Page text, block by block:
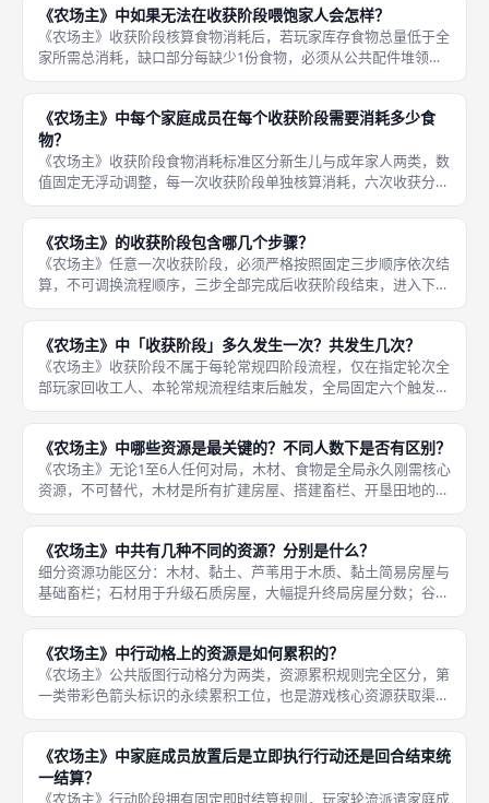
中期抢占
《农场主》中如果无法在收获阶段喂饱家人会怎样？
《农场主》收获阶段核算食物消耗后，若玩家库存食物总量低于全
家所需总消耗，缺口部分每缺少1份食物，必须从公共配件堆领取
一张乞讨卡，乞讨卡永久留存至游戏结束，无法通过任何行动、卡
牌效果销毁、抵消，是游戏最严厉的扣分惩罚机制。终局计分阶段
统一核算
《农场主》中每个家庭成员在每个收获阶段需要消耗多少食
物？
《农场主》收获阶段食物消耗标准区分新生儿与成年家人两类，数
值固定无浮动调整，每一次收获阶段单独核算消耗，六次收获分别
单独扣减库存食物：第一新生儿消耗标准，刚通过生育行动、卡牌
新增的孩童，诞生后第一次触发收获阶段仅消耗1份食物，消耗门
槛极低，
《农场主》的收获阶段包含哪几个步骤？
《农场主》任意一次收获阶段，必须严格按照固定三步顺序依次结
算，不可调换流程顺序，三步全部完成后收获阶段结束，进入下一
轮或终局计分，完整流程如下：第一步田地收割，玩家查看个人农
场板所有已播种田地，每一块种植谷物的田地领取1枚谷物资源，
每一块种
《农场主》中「收获阶段」多久发生一次？共发生几次？
《农场主》收获阶段不属于每轮常规四阶段流程，仅在指定轮次全
部玩家回收工人、本轮常规流程结束后触发，全局固定六个触发节
点，分别是第4轮、第7轮、第9轮、第11轮、第13轮、第14轮末
尾，完整对局总计六次收获，14轮走完同步完成全部六次收成结算
《农场主》中哪些资源是最关键的？不同人数下是否有区别？
《农场主》无论1至6人任何对局，木材、食物是全局永久刚需核心
资源，不可替代，木材是所有扩建房屋、搭建畜栏、开垦田地的基
础建材，开局所有生产建设全部依赖木材供给，无木材无法扩建房
屋、无法生育新增家庭成员，直接锁死劳动力扩张路线；食物是六
次收获
《农场主》中共有几种不同的资源？分别是什么？
细分资源功能区分：木材、黏土、芦苇用于木质、黏土简易房屋与
基础畜栏；石材用于升级石质房屋，大幅提升终局房屋分数；谷物
4枚可烘烤转化1单位食物，1枚蔬菜直接等价1单位食物；猪、
羊、牛繁殖规则不同，牛羊单只终局分值更高；食物仅在收获阶段
消耗，无
《农场主》中行动格上的资源是如何累积的？
《农场主》公共版图行动格分为两类，资源累积规则完全区分，第
一类带彩色箭头标识的永续累积工位，也是游戏核心资源获取渠
道，每一轮第二阶段「补充资源阶段」，按照格子印刷数字，投放
对应数量木材、黏土、芦苇、食物、谷物、动物等资源；格子上已
存在的资源
《农场主》中家庭成员放置后是立即执行行动还是回合结束统
一结算？
《农场主》行动阶段拥有固定即时结算规则，玩家轮流派遣家庭成